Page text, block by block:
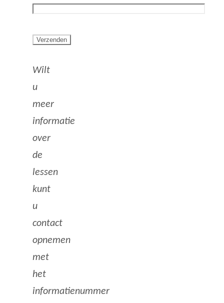
Wilt
u
meer
informatie
over
de
lessen
kunt
u
contact
opnemen
met
het
informatienummer